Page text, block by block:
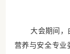
大会期间
营养与安全专业